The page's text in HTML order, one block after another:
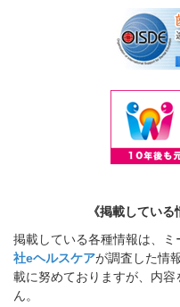
《掲載してい
掲載している各種情報は、
社eヘルスケアが調査した情
載に努めておりますが、内
ん。